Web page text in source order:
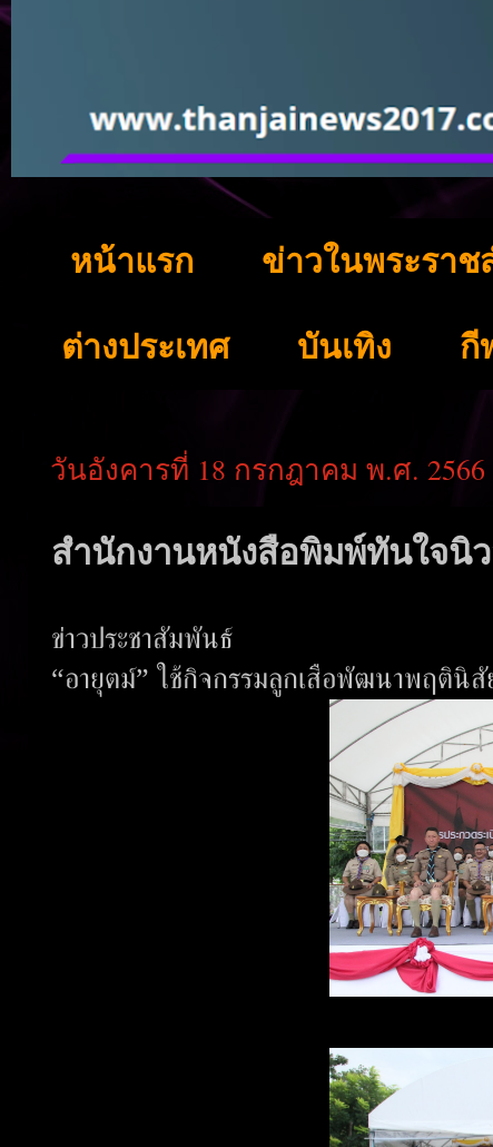
หน้าแรก ข่าวในพระราช
ต่างประเทศ บันเทิง กี
วันอังคารที่ 18 กรกฎาคม พ.ศ. 2566
สำนักงานหนังสือพิมพ์ทันใจนิ
ข่าวประชาสัมพันธ์
“อายุตม์” ใช้กิจกรรมลูกเสือพัฒนาพฤตินิ